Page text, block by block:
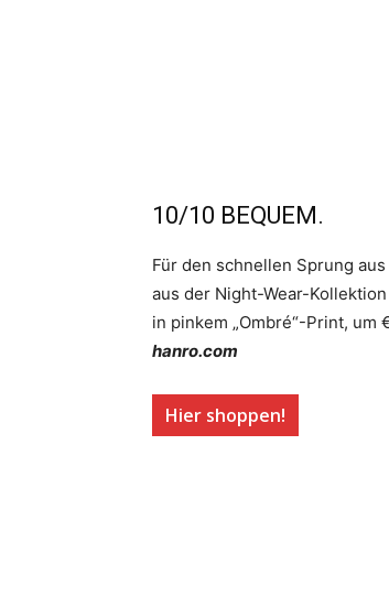
10/10 BEQUEM.
Für den schnellen Sprung
aus der Night-Wear-Kollektion
in pinkem „Ombré“-Print, um
hanro.com
Hier shoppen!